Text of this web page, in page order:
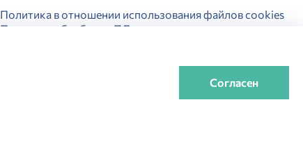
Политика в отношении использования файлов cookies
Политика обработки ПДн
Согласен